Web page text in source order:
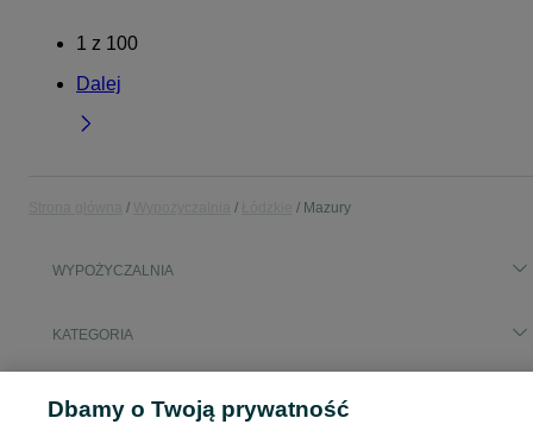
1 z 100
Dalej
Mazury
WYPOŻYCZALNIA
KATEGORIA
Dbamy o Twoją prywatność